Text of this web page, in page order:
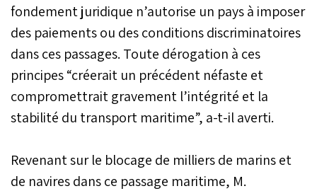
fondement juridique n’autorise un pays à imposer
des paiements ou des conditions discriminatoires
dans ces passages. Toute dérogation à ces
principes “créerait un précédent néfaste et
compromettrait gravement l’intégrité et la
stabilité du transport maritime”, a-t-il averti.
Revenant sur le blocage de milliers de marins et
de navires dans ce passage maritime, M.